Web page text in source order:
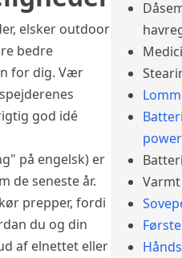
elsker outdoor
bedre
for dig. Vær
god idé
på engelsk) er
de seneste år.
prepper, fordi
du og din
af elnettet eller